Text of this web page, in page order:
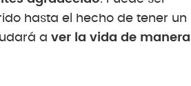
hasta el hecho de tener un
a ver la vida de manera